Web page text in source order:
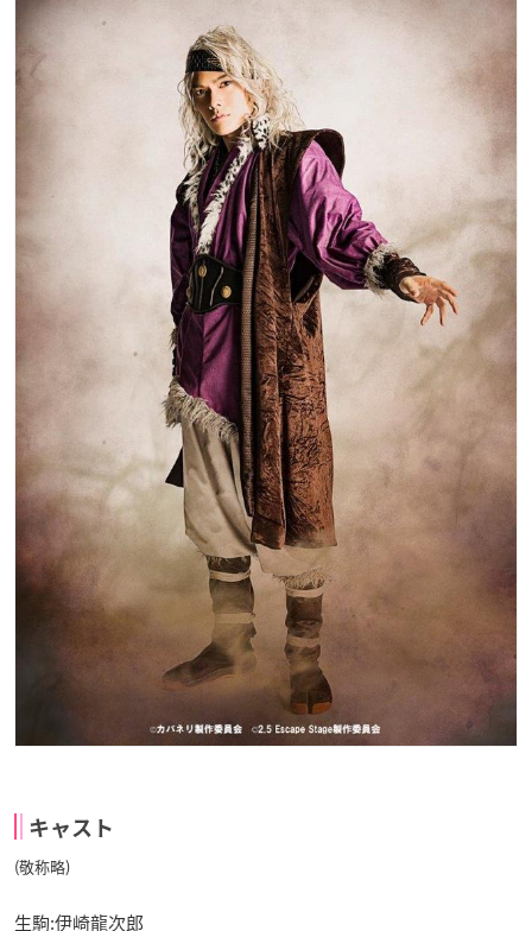
キャスト
(敬称略)
生駒:伊崎龍次郎